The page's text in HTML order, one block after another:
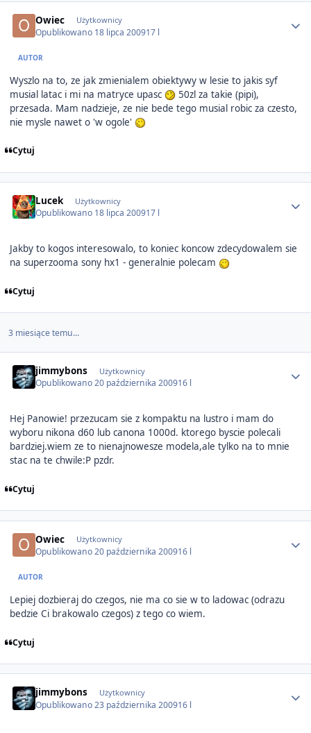
Owiec Użytkownicy
Opublikowano 18 lipca 200917 l
AUTOR
Wyszlo na to, ze jak zmienialem obiektywy w lesie to jakis syf
musial latac i mi na matryce upasc
50zl za takie (pipi),
przesada. Mam nadzieje, ze nie bede tego musial robic za czesto,
nie mysle nawet o 'w ogole'
Cytuj
Lucek Użytkownicy
Opublikowano 18 lipca 200917 l
Jakby to kogos interesowalo, to koniec koncow zdecydowalem sie
na superzooma sony hx1 - generalnie polecam
Cytuj
3 miesiące temu...
jimmybons Użytkownicy
Opublikowano20 października 200916 l
Hej Panowie! przezucam sie z kompaktu na lustro i mam do
wyboru nikona d60 lub canona 1000d. ktorego byscie polecali
bardziej.wiem ze to nienajnowesze modela,ale tylko na to mnie
stac na te chwile:P pzdr.
Cytuj
Owiec Użytkownicy
Opublikowano20 października 200916 l
AUTOR
Lepiej dozbieraj do czegos, nie ma co sie w to ladowac (odrazu
bedzie Ci brakowalo czegos) z tego co wiem.
Cytuj
jimmybons Użytkownicy
Opublikowano23 października 200916 l